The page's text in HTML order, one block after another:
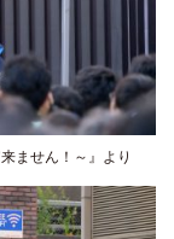
ません！～』より